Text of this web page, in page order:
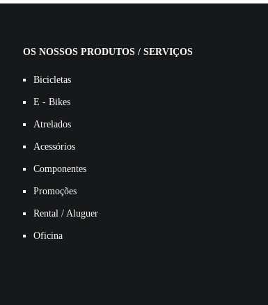
OS NOSSOS PRODUTOS / SERVIÇOS
Bicicletas
E - Bikes
Atrelados
Acessórios
Componentes
Promoções
Rental / Aluguer
Oficina